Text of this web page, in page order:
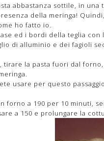
abbastanza sottile, in
della meringa!
ho fatto io.
ed i bordi della teglia
di alluminio e dei fagioli
tirare la pasta fuori dal
usare per questo
forno a 190 per 10 minuti,
a 150 e prolungare la